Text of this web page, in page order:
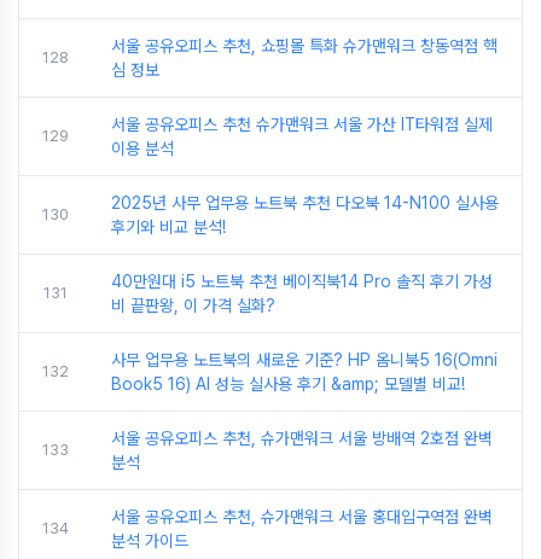
128
서울 공유오피스 추천, 쇼핑몰 특화 슈가맨워크 창동역점 핵
심 정보
129
서울 공유오피스 추천 슈가맨워크 서울 가산 IT타워점 실제
이용 분석
130
2025년 사무 업무용 노트북 추천 다오북 14-N100 실사용
후기와 비교 분석!
131
40만원대 i5 노트북 추천 베이직북14 Pro 솔직 후기 가성
비 끝판왕, 이 가격 실화?
132
사무 업무용 노트북의 새로운 기준? HP 옴니북5 16(Omni
Book5 16) AI 성능 실사용 후기 &amp; 모델별 비교!
133
서울 공유오피스 추천, 슈가맨워크 서울 방배역 2호점 완벽
분석
134
서울 공유오피스 추천, 슈가맨워크 서울 홍대입구역점 완벽
분석 가이드